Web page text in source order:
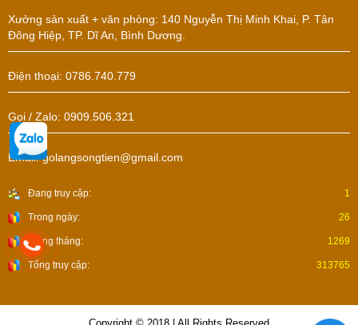
Xưởng sản xuất + văn phòng: 140 Nguyễn Thị Minh Khai, P. Tân
Đông Hiệp, TP. Dĩ An, Bình Dương.
Điện thoại: 0786.740.779
Gọi / Zalo: 0909.506.321
Email: golangsongtien@gmail.com
Đang truy cập: 1
Trong ngày: 26
Trong tháng: 1269
Tổng truy cập: 313765